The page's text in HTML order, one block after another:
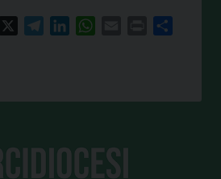
FacebookTelegramLinkedInWhatsAppPrint